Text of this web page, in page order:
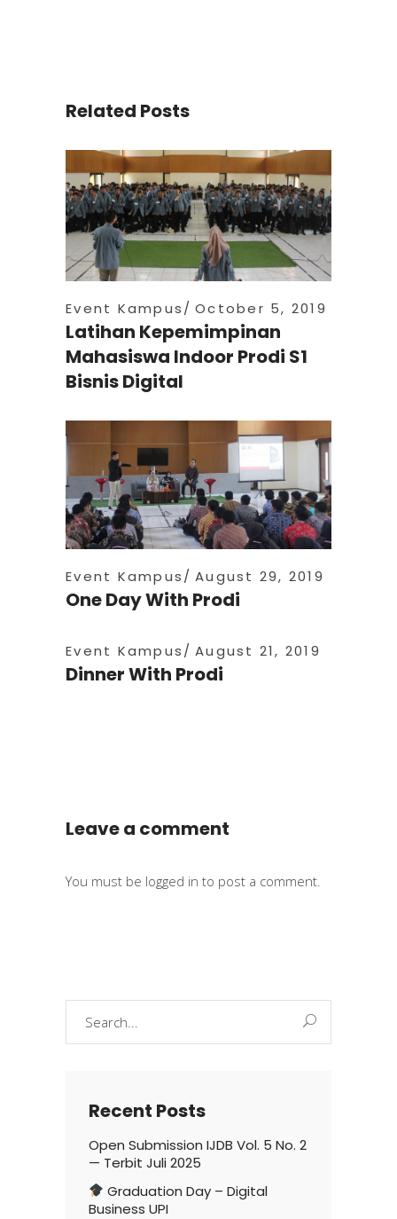
Related Posts
Event Kampus October 5, 2019
Latihan Kepemimpinan
Mahasiswa Indoor Prodi S1
Bisnis Digital
Event Kampus August 29, 2019
One Day With Prodi
Event Kampus August 21, 2019
Dinner With Prodi
Leave a comment
You must be logged in to post a comment.
Recent Posts
Open Submission IJDB Vol. 5 No. 2
— Terbit Juli 2025
Graduation Day – Digital
Business UPI